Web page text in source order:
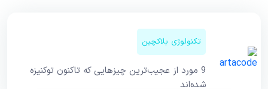
تکنولوژی بلاکچین
9 مورد از عجیب‌ترین چیزهایی که تاکنون توکنیزه
شده‌اند